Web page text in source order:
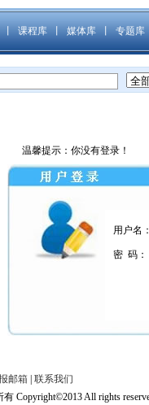
温馨提示：你没有登录！
用户名：
密 码：